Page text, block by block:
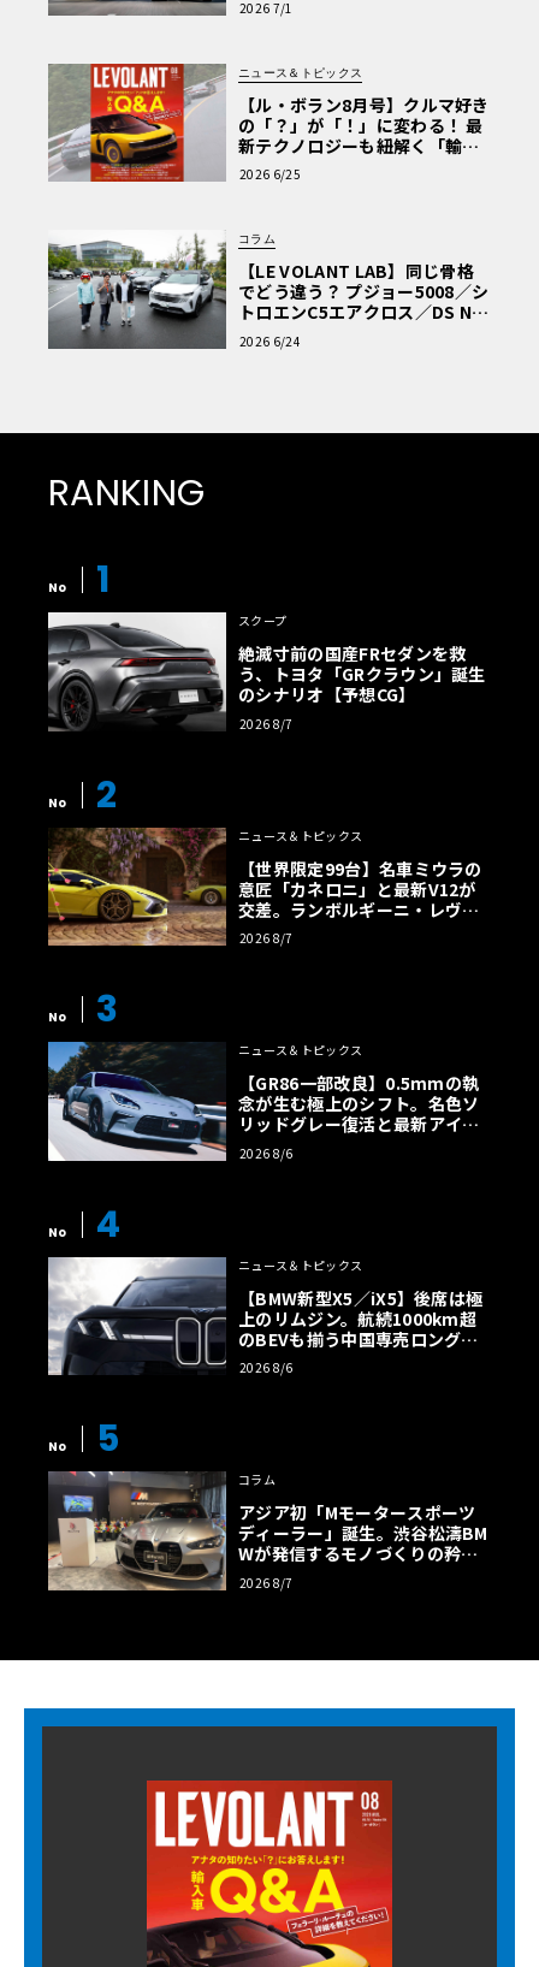
2026 7/1
ニュース＆トピックス
【ル・ボラン8月号】クルマ好き
の「？」が「！」に変わる！ 最
新テクノロジーも紐解く「輸入
車Q&A」
2026 6/25
コラム
【LE VOLANT LAB】同じ骨格
でどう違う？ プジョー5008／シ
トロエンC5エアクロス／DS Nº4
読者一気乗りレポート
2026 6/24
RANKING
No 1
スクープ
絶滅寸前の国産FRセダンを救
う、トヨタ「GRクラウン」誕生
のシナリオ【予想CG】
2026 8/7
No 2
ニュース＆トピックス
【世界限定99台】名車ミウラの
意匠「カネロニ」と最新V12が
交差。ランボルギーニ・レヴエ
ルトに60周年記念車が登場
2026 8/7
No 3
ニュース＆トピックス
【GR86一部改良】0.5mmの執
念が生む極上のシフト。名色ソ
リッドグレー復活と最新アイサ
イトでFRの極みへ
2026 8/6
No 4
ニュース＆トピックス
【BMW新型X5／iX5】後席は極
上のリムジン。航続1000km超
のBEVも揃う中国専売ロング仕
様の全貌
2026 8/6
No 5
コラム
アジア初「Mモータースポーツ
ディーラー」誕生。渋谷松濤BM
Wが発信するモノづくりの矜持
【木下隆之コラム】
2026 8/7